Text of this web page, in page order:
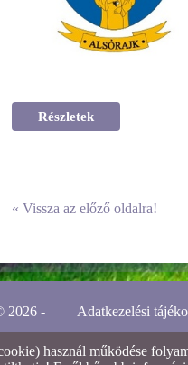
Részletek
« Vissza az előző oldalra!
2026 - Adatkezelési
használ működése